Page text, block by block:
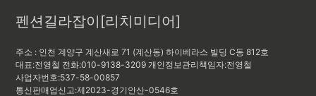
펜션길라잡이[리치미디어]
주소 : 인천 계양구 계산새로 71 (계산동) 하이베라스 빌딩 C동 812호
대표:전영철 전화:010-9138-3209 개인정보관리책임자:전영철
사업자번호:537-58-00857
통신판매업신고:제2023-경기안산-0546호